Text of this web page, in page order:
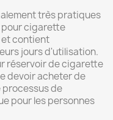
très pratiques
pour cigarette
contient
jours d'utilisation.
réservoir de cigarette
devoir acheter de
processus de
pour les personnes